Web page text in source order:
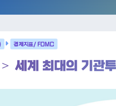
경제지표/ FOMC
세계 최대의 기관